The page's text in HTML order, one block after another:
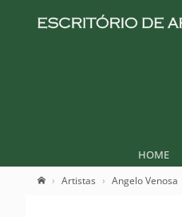
HOME
Artistas Angelo Venosa